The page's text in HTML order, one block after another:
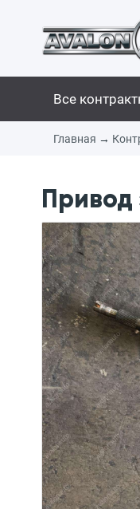
Все
Главная →
Привод